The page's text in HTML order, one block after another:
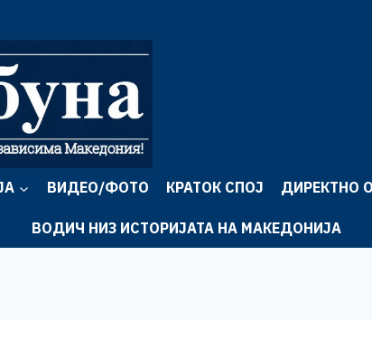
ВИДЕО/ФОТО КРАТОК СПОЈ ДИРЕКТНО
ВОДИЧ НИЗ ИСТОРИЈАТА НА МАКЕДОНИЈА